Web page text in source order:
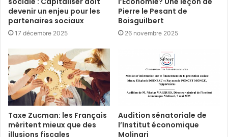
devenir un enjeu pour les
partenaires sociaux
17 décembre 2025
Pierre le Pesant de
Boisguilbert
26 novembre 2025
Taxe Zucman: les Français
méritent mieux que des
illusions fiscales
Audition sénatoriale de
l’Institut économique
Molinari